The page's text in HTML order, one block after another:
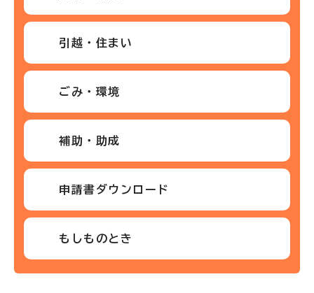
引越・住まい
ごみ・環境
補助・助成
申請書ダウンロード
もしものとき